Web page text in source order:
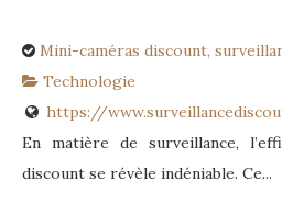
Mini-caméras discount,
Technologie
https://
En matière de surveillance,
discount se révèle indéniable. Ce...